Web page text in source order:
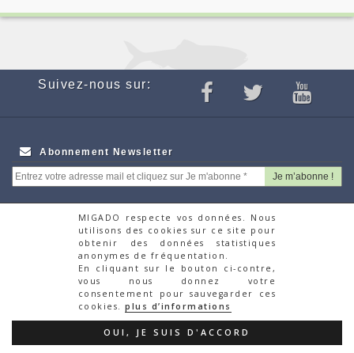
MIGADO respecte vos données. Nous
utilisons des cookies sur ce site pour
obtenir des données statistiques
anonymes de fréquentation.
En cliquant sur le bouton ci-contre,
vous nous donnez votre
consentement pour sauvegarder ces
cookies.plus d’informations
OUI, JE SUIS D'ACCORD
Suivez-nous sur:
Abonnement Newsletter
Partenaires
Autres Associations
Appels d'offres
Recrutement
Faire un don via la
plateforme HelloAsso